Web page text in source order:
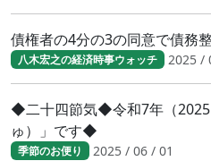
債権者の4分の3の同意で債務
八木宏之の経済時事ウォッチ 2025 /
◆二十四節気◆令和7年（2025
ゅ）」です◆
季節のお便り 2025 / 06 / 01